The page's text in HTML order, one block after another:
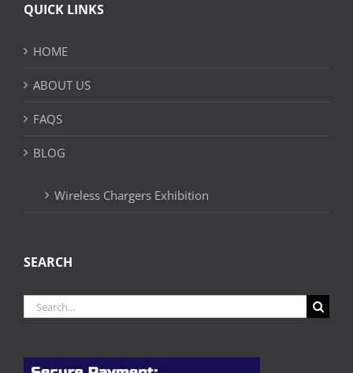
QUICK LINKS
HOME
ABOUT US
FAQS
BLOG
Wireless Chargers Exhibition
SEARCH
Search
for: